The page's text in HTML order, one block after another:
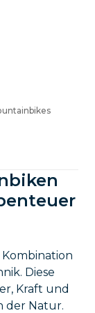
Diese
Kraft und
der Natur.